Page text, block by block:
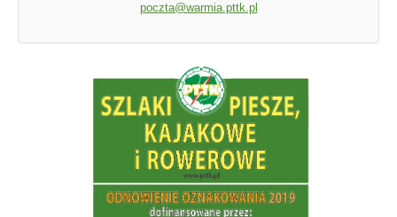
poczta@warmia.pttk.pl